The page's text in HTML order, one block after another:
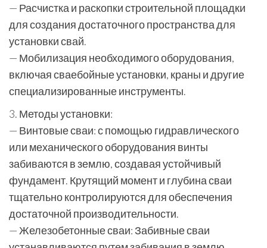
— Расчистка и раскопки строительной площадки
для создания достаточного пространства для
установки свай.
— Мобилизация необходимого оборудования,
включая сваебойные установки, краны и другие
специализированные инструменты.
3. Методы установки:
— Винтовые сваи: с помощью гидравлического
или механического оборудования винты
забиваются в землю, создавая устойчивый
фундамент. Крутящий момент и глубина сваи
тщательно контролируются для обеспечения
достаточной производительности.
— Железобетонные сваи: Забивные сваи